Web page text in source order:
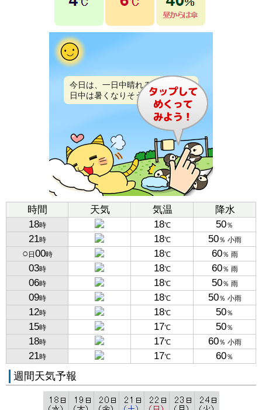
今日は、一日中晴れるでしょう。
日中は暑くなりそうです。
時間 天気 気温
降水
18時 18℃ 50％
21時 18℃ 50％ 小雨
○ 日 00時 18℃ 60％ 雨
03時 18℃ 60％ 雨
06時 18℃ 50％ 雨
09時 18℃ 50％ 小雨
12時 18℃ 50％
15時 17℃ 50％
18時 17℃ 60％ 小雨
21時 17℃ 60％
週間天気予報